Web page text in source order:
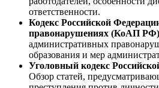
ответственности.
Кодекс Российской
правонарушениях (КоАП РФ)
административных
образования и мер
Уголовный кодекс
Обзор статей,